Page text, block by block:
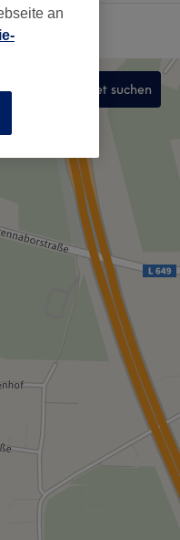
In diesem Gebiet suchen
an